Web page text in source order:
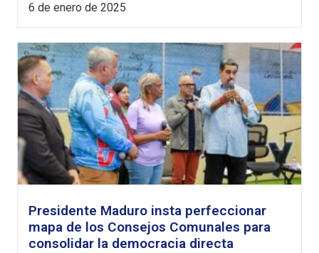
6 de enero de 2025
Presidente Maduro insta perfeccionar
mapa de los Consejos Comunales para
consolidar la democracia directa